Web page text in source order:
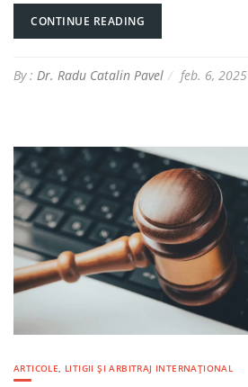
CONTINUE READING
By : Dr. Radu Catalin Pavel feb. 6, 2025
ARTICOLE, LITIGII ȘI ARBITRAJ INTERNAȚIONAL